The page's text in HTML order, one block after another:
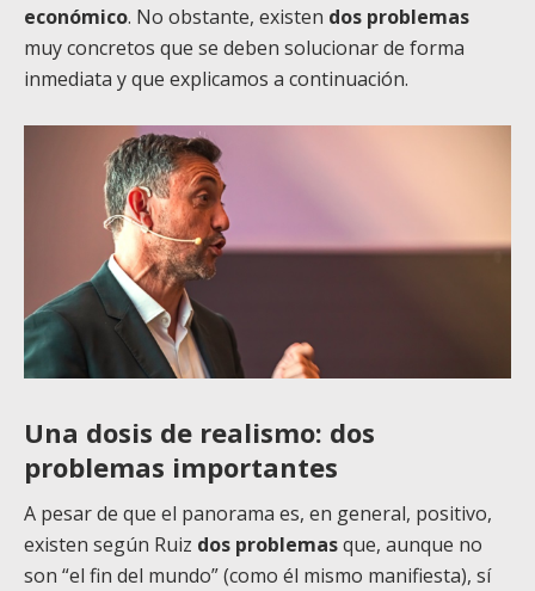
económico. No obstante, existen dos problemas
muy concretos que se deben solucionar de forma
inmediata y que explicamos a continuación.
Una dosis de realismo: dos
problemas importantes
A pesar de que el panorama es, en general, positivo,
existen según Ruiz dos problemasque, aunque no
son “el fin del mundo” (como él mismo manifiesta), sí